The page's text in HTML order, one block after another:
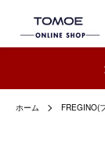
ホーム FREGINO(